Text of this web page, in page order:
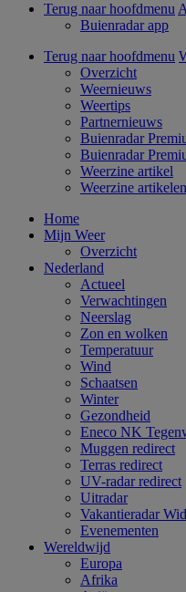
Terug naar hoofdmenu
Buienradar app
Terug naar hoofdmenu
Overzicht
Weernieuws
Weertips
Partnernieuws
Buienradar
Buienradar
Weerzine artikel
Weerzine artikelen
Home
Mijn Weer
Overzicht
Nederland
Actueel
Verwachtingen
Neerslag
Zon en wolken
Temperatuur
Wind
Schaatsen
Winter
Gezondheid
Eneco NK
Muggen redirect
Terras redirect
UV-radar redirect
Uitradar
Vakantieradar
Evenementen
Wereldwijd
Europa
Afrika